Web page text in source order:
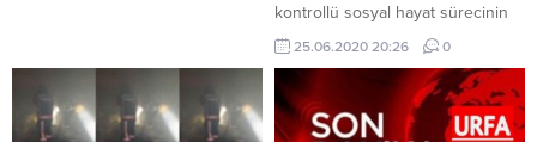
kontrollü sosyal hayat sürecinin
başladığı Şanlıurfa’da, hükumetin
ve bakanlıkların aldığı tedbir
kararlarının daha sıkı
uygulanacağı bildirildi. Başta
maske kullanımı olmak üzere iş
25.06.2020 20:26 0